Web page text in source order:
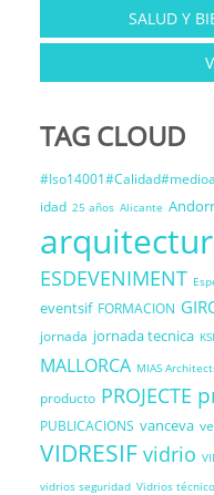
SALUD Y
TAG CLOUD
idad 25 años Alicante
ESDEVENIMENT
eventsif FORMACION
jornada jornada tecnica
MALLORCA MIAS
producto PROJECTE
PUBLICACIONS vanceva
VIDRESIF vidrio
vidrios seguridad Vidrios